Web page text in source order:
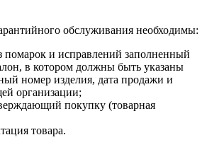
обслуживания необходимы:
помарок и исправлений заполненный
в котором должны быть указаны
номер изделия, дата продажи и
организации;
покупку (товарная
товара.